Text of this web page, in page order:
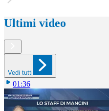
Ultimi video
Vedi tutti
01:36